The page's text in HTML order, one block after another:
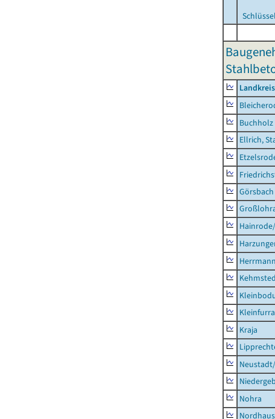
Buchholz
Ellrich,
Görsbach
Kleinfurra
Kraja
Nohra